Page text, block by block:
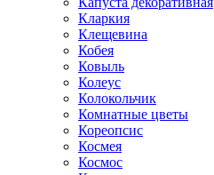
Кларкия
Клещевина
Кобея
Ковыль
Колеус
Колокольчик
Комнатные цветы
Кореопсис
Космея
Космос